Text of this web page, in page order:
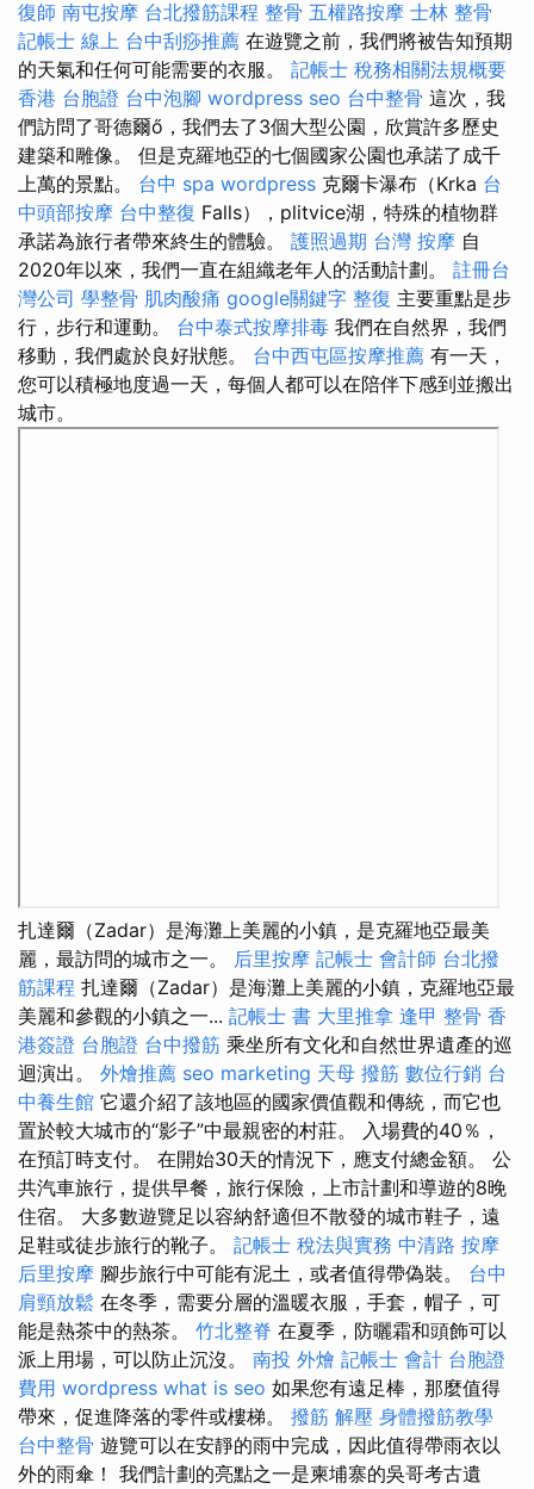
復師 南屯按摩 台北撥筋課程 整骨 五權路按摩 士林 整骨
記帳士 線上 台中刮痧推薦 在遊覽之前，我們將被告知預期
的天氣和任何可能需要的衣服。 記帳士 稅務相關法規概要
香港 台胞證 台中泡腳 wordpress seo 台中整骨 這次，我
們訪問了哥德爾ő，我們去了3個大型公園，欣賞許多歷史
建築和雕像。 但是克羅地亞的七個國家公園也承諾了成千
上萬的景點。 台中 spa wordpress 克爾卡瀑布（Krka 台
中頭部按摩 台中整復 Falls），plitvice湖，特殊的植物群
承諾為旅行者帶來終生的體驗。 護照過期 台灣 按摩 自
2020年以來，我們一直在組織老年人的活動計劃。 註冊台
灣公司 學整骨 肌肉酸痛 google關鍵字 整復 主要重點是步
行，步行和運動。 台中泰式按摩排毒 我們在自然界，我們
移動，我們處於良好狀態。 台中西屯區按摩推薦 有一天，
您可以積極地度過一天，每個人都可以在陪伴下感到並搬出
城市。
扎達爾（Zadar）是海灘上美麗的小鎮，是克羅地亞最美
麗，最訪問的城市之一。 后里按摩 記帳士 會計師 台北撥
筋課程 扎達爾（Zadar）是海灘上美麗的小鎮，克羅地亞最
美麗和參觀的小鎮之一... 記帳士 書 大里推拿 逢甲 整骨 香
港簽證 台胞證 台中撥筋 乘坐所有文化和自然世界遺產的巡
迴演出。 外燴推薦 seo marketing 天母 撥筋 數位行銷 台
中養生館 它還介紹了該地區的國家價值觀和傳統，而它也
置於較大城市的“影子”中最親密的村莊。 入場費的40％，
在預訂時支付。 在開始30天的情況下，應支付總金額。 公
共汽車旅行，提供早餐，旅行保險，上市計劃和導遊的8晚
住宿。 大多數遊覽足以容納舒適但不散發的城市鞋子，遠
足鞋或徒步旅行的靴子。 記帳士 稅法與實務 中清路 按摩
后里按摩 腳步旅行中可能有泥土，或者值得帶偽裝。 台中
肩頸放鬆 在冬季，需要分層的溫暖衣服，手套，帽子，可
能是熱茶中的熱茶。 竹北整脊 在夏季，防曬霜和頭飾可以
派上用場，可以防止沉沒。 南投 外燴 記帳士 會計 台胞證
費用 wordpress what is seo 如果您有遠足棒，那麼值得
帶來，促進降落的零件或樓梯。 撥筋 解壓 身體撥筋教學
台中整骨 遊覽可以在安靜的雨中完成，因此值得帶雨衣以
外的雨傘！ 我們計劃的亮點之一是柬埔寨的吳哥考古遺